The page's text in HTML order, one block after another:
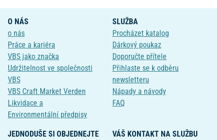
O NÁS
o nás
Práce a kariéra
VBS jako značka
Udržitelnost ve společnosti
VBS
VBS Craft Market Verden
Likvidace a
Environmentální předpisy
SLUŽBA
Procházet katalog
Dárkový poukaz
Doporučte přítele
Přihlaste se k odběru
newsletteru
Nápady a návody
FAQ
JEDNODUŠE SI OBJEDNEJTE
VÁŠ KONTAKT NA SLUŽBU